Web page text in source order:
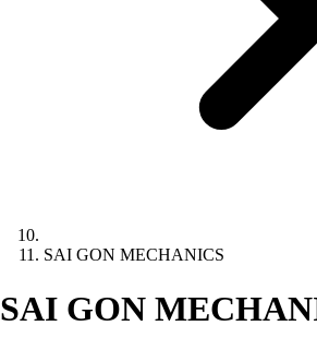
SAI GON MECHANICS
SAI GON